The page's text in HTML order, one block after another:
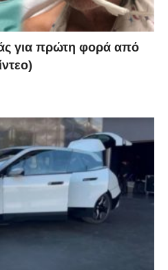
για πρώτη φορά από